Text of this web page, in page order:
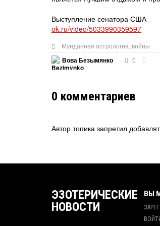
Выступление сенатора США
ok.ru/video/5033990359597
Мунданная астрология войны
Вова Безымянко
0
0 комментариев
Автор топика запретил
ЭЗОТЕРИЧЕСКИЕ
НОВОСТИ
ВЫ